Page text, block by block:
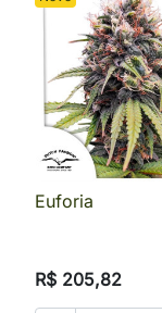
Euforia
R$ 205,82